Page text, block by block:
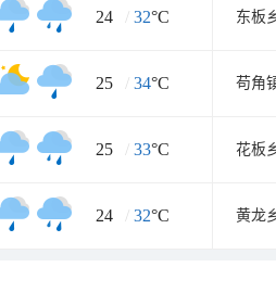
24 / 32°C 东板
25 / 34°C 苟角
25 / 33°C 花板
24 / 32°C 黄龙